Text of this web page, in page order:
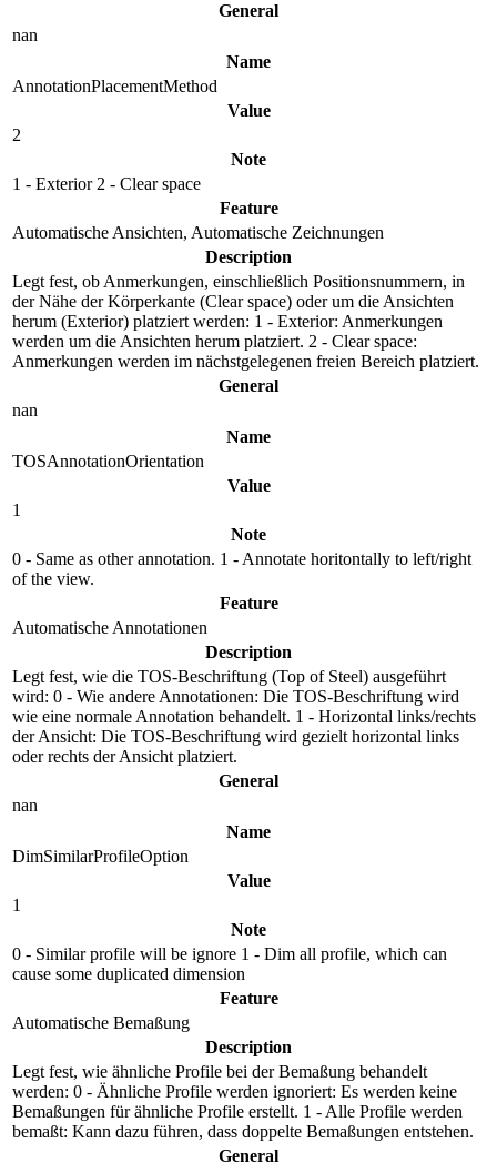
General
nan
Name
AnnotationPlacementMethod
Value
2
Note
1 - Exterior 2 - Clear space
Feature
Automatische Ansichten, Automatische Zeichnungen
Description
Legt fest, ob Anmerkungen, einschließlich Positionsnummern, in
der Nähe der Körperkante (Clear space) oder um die Ansichten
herum (Exterior) platziert werden: 1 - Exterior: Anmerkungen
werden um die Ansichten herum platziert. 2 - Clear space:
Anmerkungen werden im nächstgelegenen freien Bereich platziert.
General
nan
Name
TOSAnnotationOrientation
Value
1
Note
0 - Same as other annotation. 1 - Annotate horitontally to left/right
of the view.
Feature
Automatische Annotationen
Description
Legt fest, wie die TOS-Beschriftung (Top of Steel) ausgeführt
wird: 0 - Wie andere Annotationen: Die TOS-Beschriftung wird
wie eine normale Annotation behandelt. 1 - Horizontal links/rechts
der Ansicht: Die TOS-Beschriftung wird gezielt horizontal links
oder rechts der Ansicht platziert.
General
nan
Name
DimSimilarProfileOption
Value
1
Note
0 - Similar profile will be ignore 1 - Dim all profile, which can
cause some duplicated dimension
Feature
Automatische Bemaßung
Description
Legt fest, wie ähnliche Profile bei der Bemaßung behandelt
werden: 0 - Ähnliche Profile werden ignoriert: Es werden keine
Bemaßungen für ähnliche Profile erstellt. 1 - Alle Profile werden
bemaßt: Kann dazu führen, dass doppelte Bemaßungen entstehen.
General